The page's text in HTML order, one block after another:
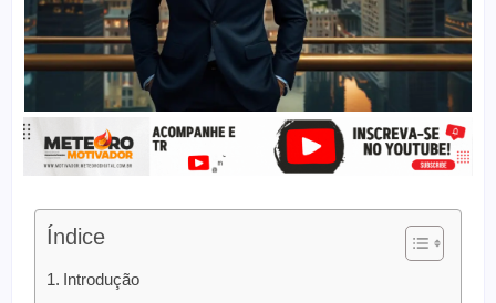
Índice
Introdução